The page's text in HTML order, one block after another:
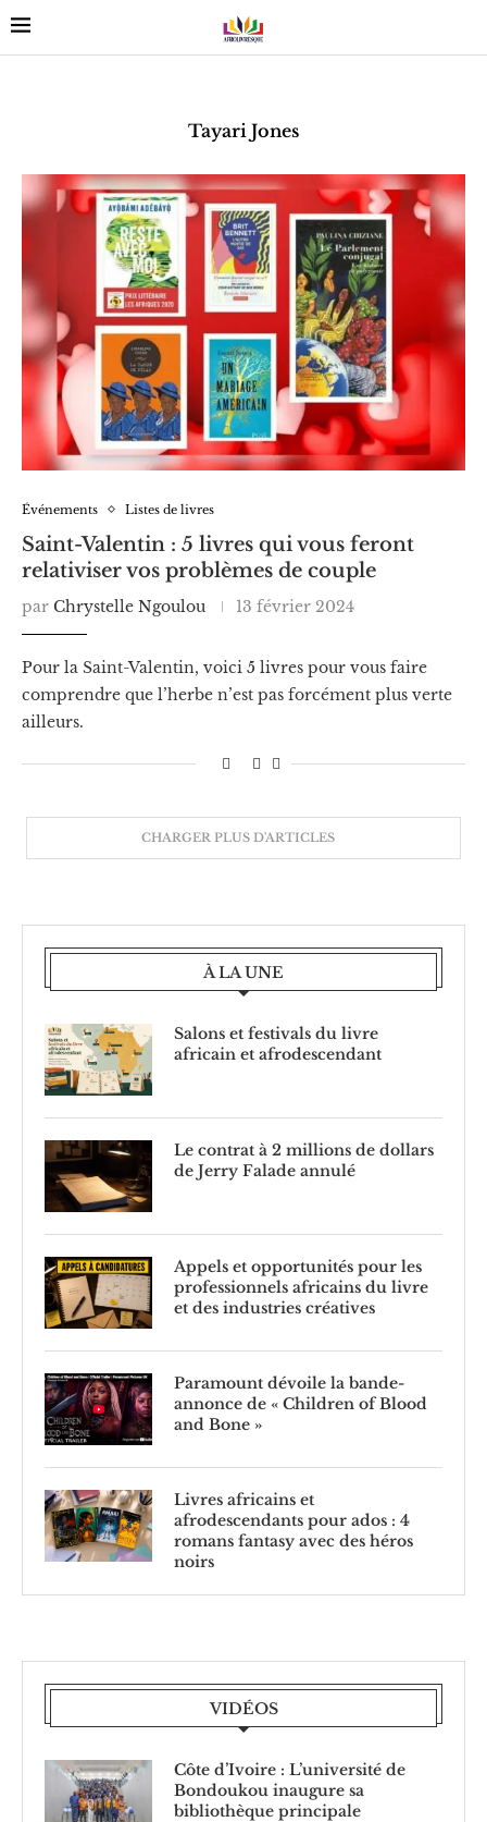
Tayari Jones
Événements Listes de livres
Saint-Valentin : 5 livres qui vous feront
relativiser vos problèmes de couple
par Chrystelle Ngoulou 13 février 2024
Pour la Saint-Valentin, voici 5 livres pour vous faire
comprendre que l’herbe n’est pas forcément plus verte
ailleurs.
CHARGER PLUS D'ARTICLES
À LA UNE
Salons et festivals du livre
africain et afrodescendant
Le contrat à 2 millions de dollars
de Jerry Falade annulé
Appels et opportunités pour les
professionnels africains du livre
et des industries créatives
Paramount dévoile la bande-
annonce de « Children of Blood
and Bone »
Livres africains et
afrodescendants pour ados : 4
romans fantasy avec des héros
noirs
VIDÉOS
Côte d’Ivoire : L’université de
Bondoukou inaugure sa
bibliothèque principale